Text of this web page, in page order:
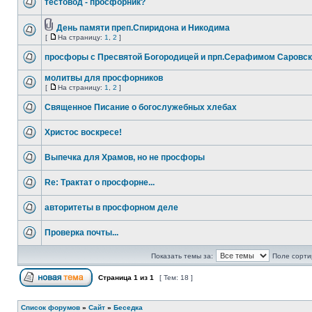
тестовод - просфорник?
День памяти преп.Спиридона и Никодима
[ На страницу: 1 2 ]
просфоры с Пресвятой Богородицей и прп.Серафимом
молитвы для просфорников
[ На страницу: 1 2 ]
Священное Писание о богослужебных хлебах
Христос воскресе!
Выпечка для Храмов, но не просфоры
Re: Трактат о просфорне...
авторитеты в просфорном деле
Проверка почты...
Показать темы за: Поле
Страница 1 из 1 [ Тем: 18 ]
Список форумов » Сайт » Беседка